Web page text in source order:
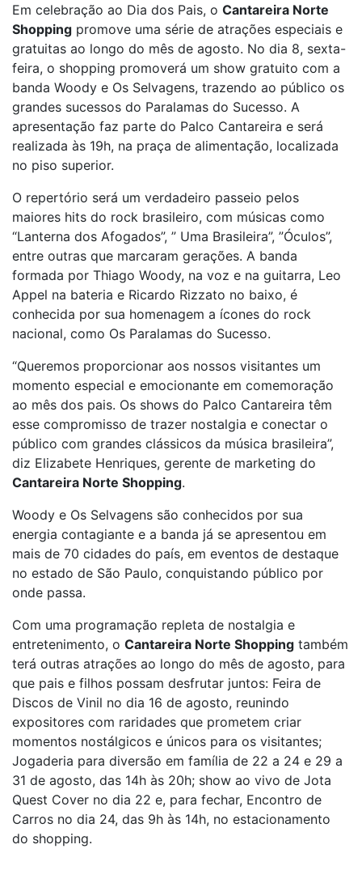
Em celebração ao Dia dos Pais, o Cantareira Norte
Shopping promove uma série de atrações especiais e
gratuitas ao longo do mês de agosto. No dia 8, sexta-
feira, o shopping promoverá um show gratuito com a
banda Woody e Os Selvagens, trazendo ao público os
grandes sucessos do Paralamas do Sucesso. A
apresentação faz parte do Palco Cantareira e será
realizada às 19h, na praça de alimentação, localizada
no piso superior.
O repertório será um verdadeiro passeio pelos
maiores hits do rock brasileiro, com músicas como
“Lanterna dos Afogados”, ” Uma Brasileira”, ”Óculos”,
entre outras que marcaram gerações. A banda
formada por Thiago Woody, na voz e na guitarra, Leo
Appel na bateria e Ricardo Rizzato no baixo, é
conhecida por sua homenagem a ícones do rock
nacional, como Os Paralamas do Sucesso.
“Queremos proporcionar aos nossos visitantes um
momento especial e emocionante em comemoração
ao mês dos pais. Os shows do Palco Cantareira têm
esse compromisso de trazer nostalgia e conectar o
público com grandes clássicos da música brasileira”,
diz Elizabete Henriques, gerente de marketing do
Cantareira Norte Shopping.
Woody e Os Selvagens são conhecidos por sua
energia contagiante e a banda já se apresentou em
mais de 70 cidades do país, em eventos de destaque
no estado de São Paulo, conquistando público por
onde passa.
Com uma programação repleta de nostalgia e
entretenimento, o Cantareira Norte Shopping também
terá outras atrações ao longo do mês de agosto, para
que pais e filhos possam desfrutar juntos: Feira de
Discos de Vinil no dia 16 de agosto, reunindo
expositores com raridades que prometem criar
momentos nostálgicos e únicos para os visitantes;
Jogaderia para diversão em família de 22 a 24 e 29 a
31 de agosto, das 14h às 20h; show ao vivo de Jota
Quest Cover no dia 22 e, para fechar, Encontro de
Carros no dia 24, das 9h às 14h, no estacionamento
do shopping.